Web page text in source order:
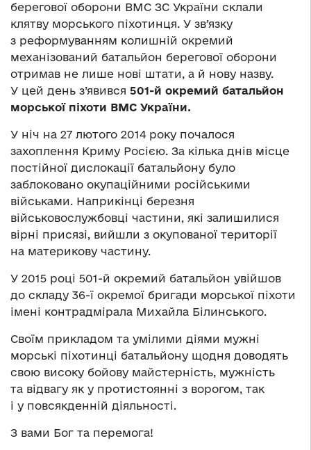
берегової оборони ВМС ЗС України склали
клятву морського піхотинця. У зв’язку
з реформуванням колишній окремий
механізований батальйон берегової оборони
отримав не лише нові штати, а й нову назву.
У цей день з’явився 501-й окремий батальйон
морської піхоти ВМС України.
У ніч на 27 лютого 2014 року почалося
захоплення Криму Росією. За кілька днів місце
постійної дислокації батальйону було
заблоковано окупаційними російськими
військами. Наприкінці березня
військовослужбовці частини, які залишилися
вірні присязі, вийшли з окупованої території
на материкову частину.
У 2015 році 501-й окремий батальйон увійшов
до складу 36-ї окремої бригади морської піхоти
імені контрадмірала Михайла Білинського.
Своїм прикладом та умілими діями мужні
морські піхотинці батальйону щодня доводять
свою високу бойову майстерність, мужність
та відвагу як у протистоянні з ворогом, так
і у повсякденній діяльності.
З вами Бог та перемога!